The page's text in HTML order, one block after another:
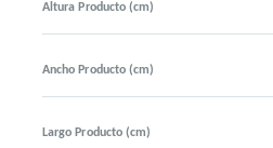
Altura Producto (cm)
Ancho Producto (cm)
Largo Producto (cm)